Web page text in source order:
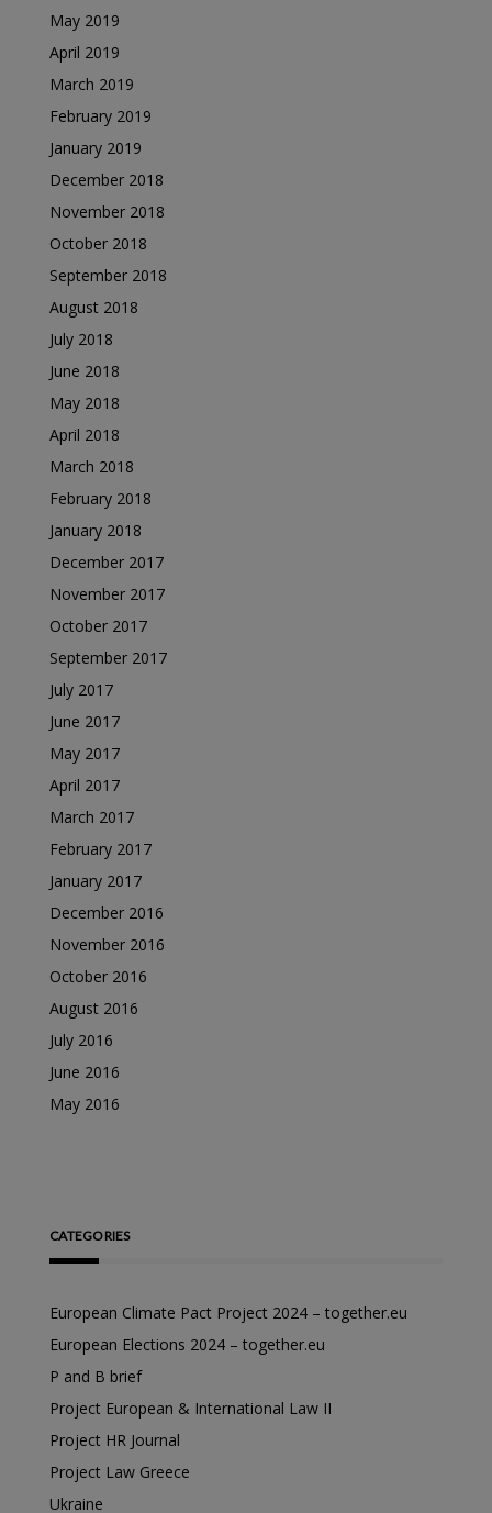
May 2019
April 2019
March 2019
February 2019
January 2019
December 2018
November 2018
October 2018
September 2018
August 2018
July 2018
June 2018
May 2018
April 2018
March 2018
February 2018
January 2018
December 2017
November 2017
October 2017
September 2017
July 2017
June 2017
May 2017
April 2017
March 2017
February 2017
January 2017
December 2016
November 2016
October 2016
August 2016
July 2016
June 2016
May 2016
CATEGORIES
European Climate Pact Project 2024 – together.eu
European Elections 2024 – together.eu
P and B brief
Project European & International Law II
Project HR Journal
Project Law Greece
Ukraine